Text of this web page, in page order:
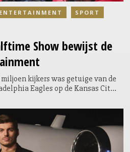
Show bewijst de
kijkers was getuige van de
Eagles op de Kansas City
stukje NFL-geschiedenis
die kort daarvoor vijf Grammy
trok met zijn halftime
kijkers. Er zijn dus miljoenen
voor de halftime show.
ENTERTAINMENT SPORT